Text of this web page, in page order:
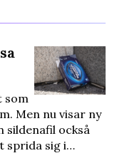
som
Men nu visar ny
sildenafil också
sprida sig i…